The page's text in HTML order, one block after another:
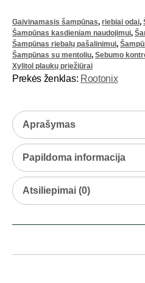
Gaivinamasis šampūnas, riebiai odai,
Šampūnas kasdieniam naudojimui,
Šampūnas riebalų pašalinimui,
Šampūnas su mentoliu, Sebumo
Xylitol plaukų priežiūrai
Prekės ženklas: Rootonix
Aprašymas
Papildoma informacija
Atsiliepimai (0)